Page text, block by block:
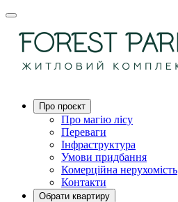
Про проєкт
Про магію ліcу
Переваги
Інфраструктура
Умови придбання
Комерційна нерухомість
Контакти
Обрати квартиру